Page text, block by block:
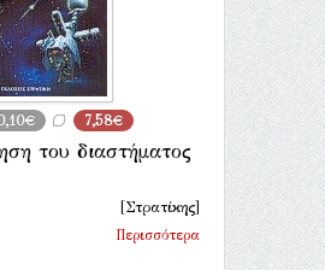
7,58€
του διαστήματος
[Στρατίκης]
Περισσότερα